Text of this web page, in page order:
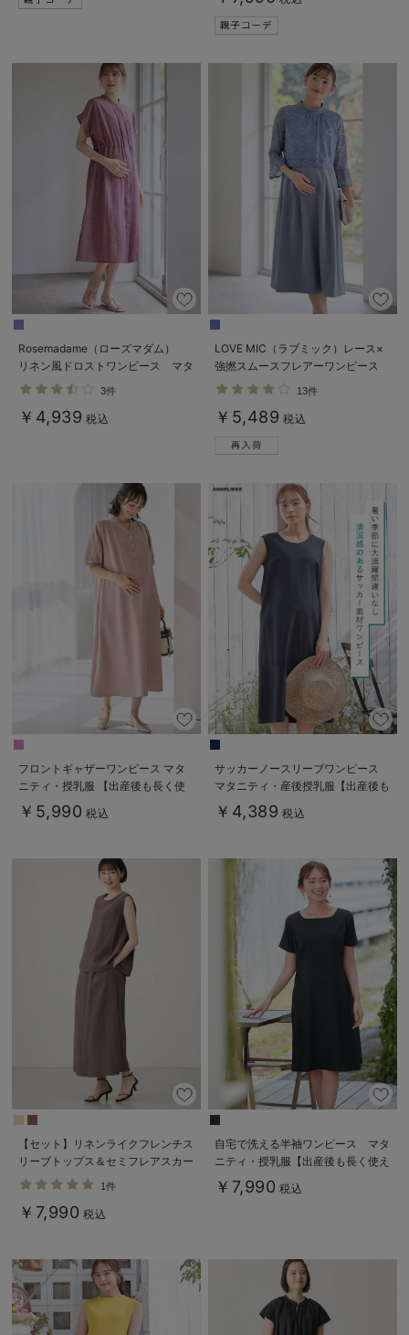
Rosemadame（ローズマダム）
リネン風ドロストワンピース マタ
ニティ・産後授乳服【出産後も長く
3件
￥4,939 税込
LOVE MIC（ラブミック）レース×
強撚スムースフレアーワンピース
マタニティ・授乳服【出産後も長く
13件
￥5,489 税込
フロントギャザーワンピース マタ
ニティ・授乳服 【出産後も長く使
える】
￥5,990 税込
サッカーノースリーブワンピース
マタニティ・産後授乳服【出産後も
長く使える】
￥4,389 税込
【セット】リネンライクフレンチス
リーブトップス＆セミフレアスカー
トセットアップ マタニティ・授乳
服【出産後も長く着られる】
1件
￥7,990 税込
自宅で洗える半袖ワンピース マタ
ニティ・授乳服【出産後も長く使え
る】
￥7,990 税込